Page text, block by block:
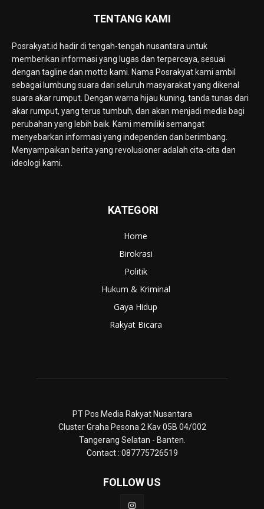
TENTANG KAMI
Posrakyat.id hadir di tengah-tengah nusantara untuk
memberikan informasi yang lugas dan terpercaya, sesuai
dengan tagline dan motto kami. Nama Posrakyat kami ambil
sebagai lumbung suara dari seluruh masyarakat yang dikenal
suara akar rumput. Dengan warna hijau kuning, tanda tunas dari
akar rumput, yang terus tumbuh, dan akan menjadi media bagi
perubahan yang lebih baik. Kami memiliki semangat
menyebarkan informasi yang independen dan berimbang.
Menyampaikan berita yang revolusioner adalah cita-cita dan
ideologi kami.
KATEGORI
Home
Birokrasi
Politik
Hukum & Kriminal
Gaya Hidup
Rakyat Bicara
PT Pos Media Rakyat Nusantara
Cluster Graha Pesona 2 Kav 05B 04/002
Tangerang Selatan - Banten.
Contact : 087775726519
FOLLOW US